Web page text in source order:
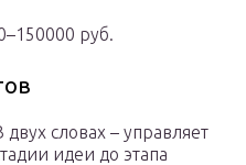
руб.
словах – управляет
идеи до этапа